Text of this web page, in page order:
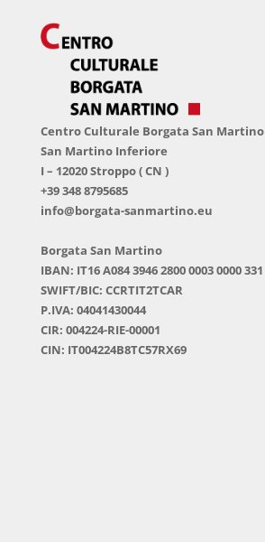
Centro Culturale Borgata San Martino
San Martino Inferiore
I – 12020 Stroppo ( CN )
+39 348 8795685
info@borgata-sanmartino.eu
Borgata San Martino
IBAN: IT16 A084 3946 2800 0003 0000 331
SWIFT/BIC: CCRTIT2TCAR
P.IVA: 04041430044
CIR: 004224-RIE-00001
CIN: IT004224B8TC57RX69